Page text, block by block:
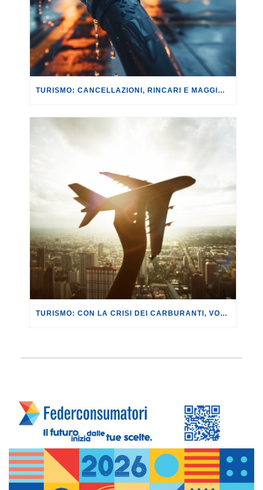
TURISMO: CANCELLAZIONI, RINCARI E MAGGIORAZIONI DI VOLI E PRENOTAZIONI.
TURISMO: CON LA CRISI DEI CARBURANTI, VOLI A RISCHIO CANCELLAZIONE O RINCARO.